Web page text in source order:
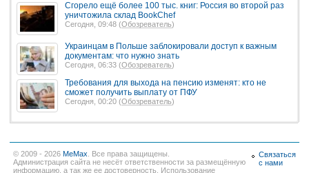
Сгорело ещё более 100 тыс. книг: Россия во второй раз
уничтожила склад BookChef
Сегодня, 09:48 (Обозреватель)
Украинцам в Польше заблокировали доступ к важным
документам: что нужно знать
Сегодня, 06:33 (Обозреватель)
Требования для выхода на пенсию изменят: кто не
сможет получить выплату от ПФУ
Сегодня, 00:20 (Обозреватель)
© 2009 - 2026 MeMax . Все права защищены.
Администрация сайта не несёт ответственности за размещённую
информацию, а так же ее достоверность. Использование
Связаться
с нами